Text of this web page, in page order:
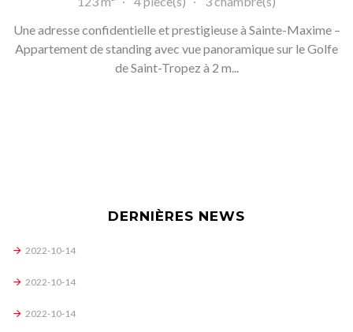
Une adresse confidentielle et prestigieuse à Sainte-Maxime –
Appartement de standing avec vue panoramique sur le Golfe
de Saint-Tropez à 2 m...
DERNIÈRES NEWS
2022-10-14
2022-10-14
2022-10-14